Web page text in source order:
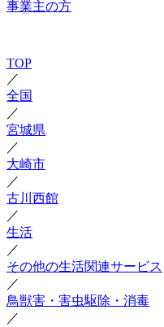
事業主の方
TOP
／
全国
／
宮城県
／
大崎市
／
古川西館
／
生活
／
その他の生活関連サービス
／
鳥獣害・害虫駆除・消毒
／